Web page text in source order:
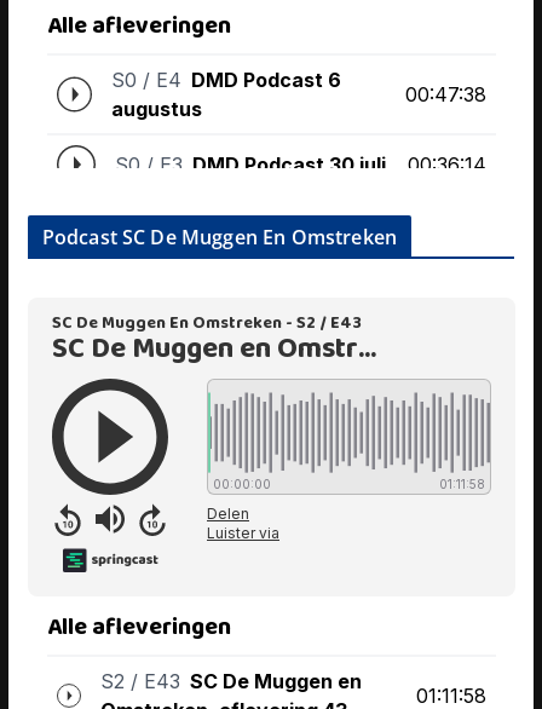
Podcast SC De Muggen En Omstreken